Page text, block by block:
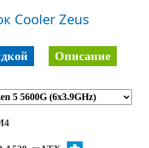
Cooler Zeus
Описание